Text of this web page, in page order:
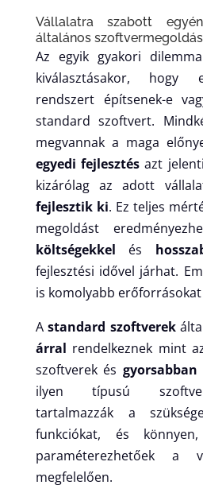
Vállalatra szabott
általános
Az egyik gyakori
kiválasztásakor, hogy
rendszert építsenek-e
standard szoftvert.
megvannak a maga
egyedi fejlesztés azt
kizárólag az adott
fejlesztik ki. Ez teljes
megoldást
költségekkel és
fejlesztési idővel járhat.
is komolyabb erőforrásokat
Astandard szoftverek
árral rendelkeznek mint
szoftverek és gyorsabban
ilyen típusú
tartalmazzák a
funkciókat, és
paraméterezhetőek a
megfelelően.